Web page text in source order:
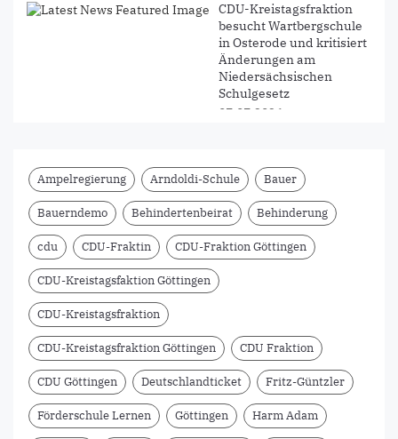
CDU-Kreistagsfraktion
besucht Wartbergschule
in Osterode und kritisiert
Änderungen am
Niedersächsischen
Schulgesetz
07.07.2026
Kreistagsfraktion
informiert sich an der
BBS II Osterode über
Zukunft der beruflichen
Bildung
11.06.2026
OBS Hattorf - Vier
CDU fordert Aufklärung
zu Kosten,
Verzögerungen und
Verantwortung der
Kreisverwaltung
02.06.2026
Ampelregierung Arndoldi-Schule Bauer
Bauerndemo Behindertenbeirat Behinderung
cdu CDU-Fraktin CDU-Fraktion Göttingen
CDU-Kreistagsfaktion Göttingen
CDU-Kreistagsfraktion
CDU-Kreistagsfraktion Göttingen CDU Fraktion
CDU Göttingen Deutschlandticket Fritz-Güntzler
Förderschule Lernen Göttingen Harm Adam